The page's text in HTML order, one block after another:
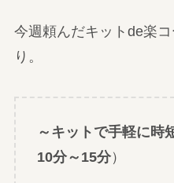
今週頼んだキットde楽
り。
～キットで手軽に時
10分～15分）